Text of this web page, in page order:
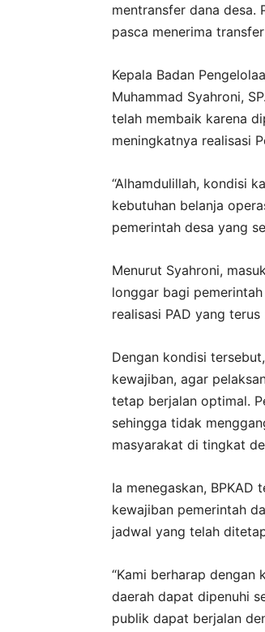
mentransfer dana desa.
pasca menerima
Kepala Badan
Muhammad Syahroni,
telah membaik karena
meningkatnya realisasi
“Alhamdulillah, kondisi
kebutuhan belanja
pemerintah desa yang
Menurut Syahroni,
longgar bagi
realisasi PAD yang
Dengan kondisi
kewajiban, agar
tetap berjalan optimal.
sehingga tidak
masyarakat di tingkat
Ia menegaskan, BPKAD
kewajiban pemerintah
jadwal yang telah
“Kami berharap dengan
daerah dapat dipenuhi
publik dapat berjalan